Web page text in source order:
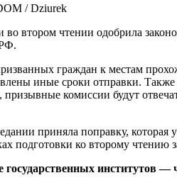
/ Dziurek
во втором чтении одобрила
граждан к местам
иные сроки отправки.
комиссии будут
приняла поправку,
подготовки ко второму чтению
государственных институтов